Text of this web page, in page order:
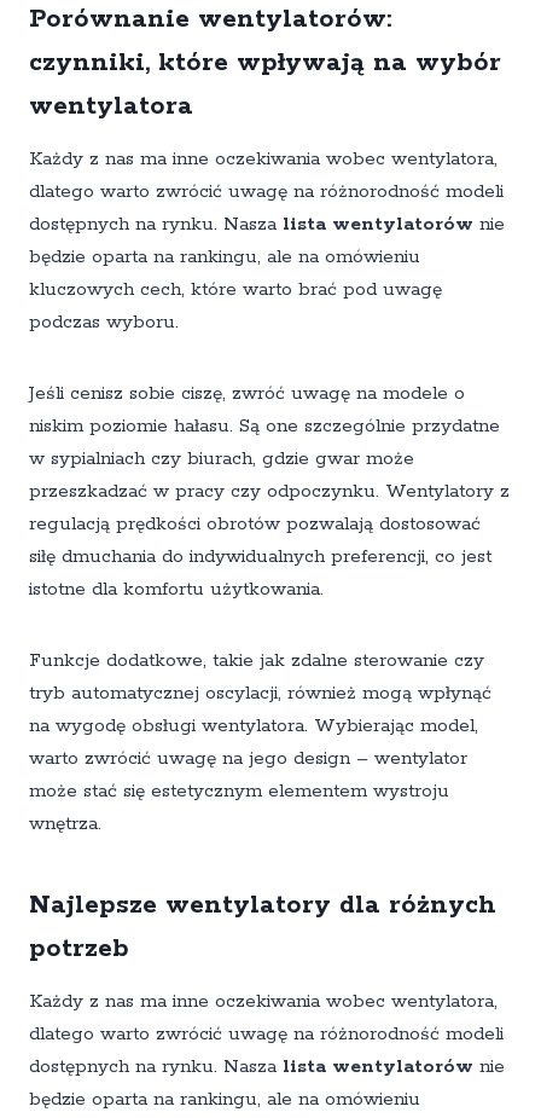
Porównanie wentylatorów:
czynniki, które wpływają na wybór
wentylatora
Każdy z nas ma inne oczekiwania wobec wentylatora,
dlatego warto zwrócić uwagę na różnorodność modeli
dostępnych na rynku. Nasza lista wentylatorów nie
będzie oparta na rankingu, ale na omówieniu
kluczowych cech, które warto brać pod uwagę
podczas wyboru.
Jeśli cenisz sobie ciszę, zwróć uwagę na modele o
niskim poziomie hałasu. Są one szczególnie przydatne
w sypialniach czy biurach, gdzie gwar może
przeszkadzać w pracy czy odpoczynku. Wentylatory z
regulacją prędkości obrotów pozwalają dostosować
siłę dmuchania do indywidualnych preferencji, co jest
istotne dla komfortu użytkowania.
Funkcje dodatkowe, takie jak zdalne sterowanie czy
tryb automatycznej oscylacji, również mogą wpłynąć
na wygodę obsługi wentylatora. Wybierając model,
warto zwrócić uwagę na jego design – wentylator
może stać się estetycznym elementem wystroju
wnętrza.
Najlepsze wentylatory dla różnych
potrzeb
Każdy z nas ma inne oczekiwania wobec wentylatora,
dlatego warto zwrócić uwagę na różnorodność modeli
dostępnych na rynku. Nasza lista wentylatorów nie
będzie oparta na rankingu, ale na omówieniu